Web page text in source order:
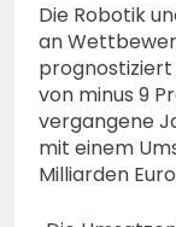
Die Robotik
an
von minus 9
vergangene
mit einem
Milliarden